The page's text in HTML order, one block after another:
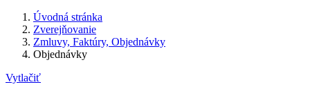
Úvodná stránka
Zverejňovanie
Zmluvy, Faktúry, Objednávky
Objednávky
Vytlačiť